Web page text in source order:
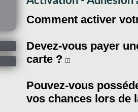
Comment activer
Devez-vous payer
carte ?
Pouvez-vous
vos chances lors de